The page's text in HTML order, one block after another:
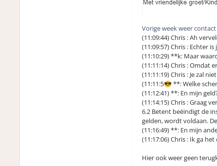
Vorige week weer
(11:09:44) Chris : Ah
(11:09:57) Chris : Echter
(11:10:29) **k: Maar
(11:11:14) Chris : Omdat
(11:11:19) Chris : Je zal
(11:11:5😎**: Welke
(11:12:41) **: En mijn
(11:14:15) Chris : Graag
6.2 Betent beëindigt de
gelden, wordt voldaan.
(11:16:49) **: En mijn
(11:17:06) Chris : Ik ga
Hier ook weer geen